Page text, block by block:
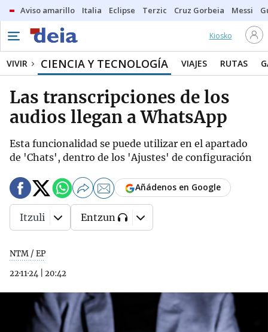
Aviso amarillo Italia Eclipse Terzic Cruz Gorbeia Messi
Kiosko
VIVIR CIENCIA Y TECNOLOGÍA VIAJES RUTAS
Las transcripciones de los
audios llegan a WhatsApp
Esta funcionalidad se puede utilizar en el apartado
de 'Chats', dentro de los 'Ajustes' de configuración
NTM / EP
22·11·24
20:42
Añádenos en Google
Itzuli Entzun